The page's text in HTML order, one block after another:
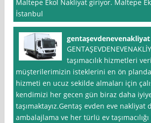
Maltepe Ekol Nakliyat giriyor. Maltepe
İstanbul
gentaşevdenevenakliyat
taşımacılık hizmetleri
müşterilerimizin isteklerini en ön
hizmeti en ucuz sekilde almaları için
kendimizi her gecen gün biraz daha
taşımaktayız.Gentaş evden eve nakliyat
ambalajlama ve her türlü ev